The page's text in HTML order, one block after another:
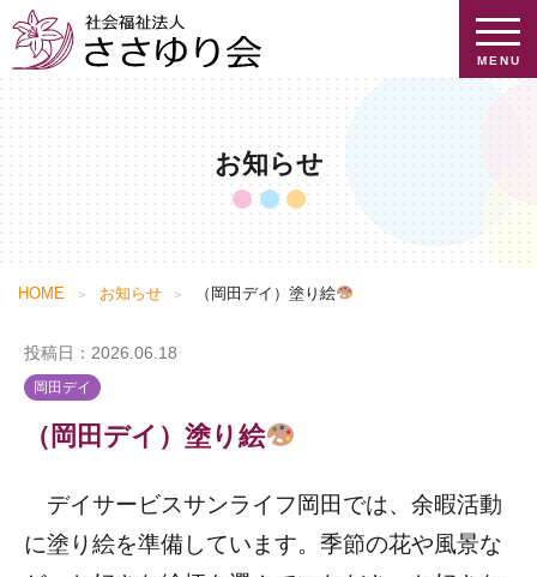
MENU
お知らせ
ささゆり会について
提供介護サービス
ケアハウス
ショートステイ
デイサービス
施設を探す
求人検索
メッセージ
各種報告書
個人情報保護方針
お知らせ
HOME お知らせ （岡田デイ）塗り絵
投稿日：2026.06.18
岡田デイ
（岡田デイ）塗り絵
デイサービスサンライフ岡田では、余暇活動
に塗り絵を準備しています。季節の花や風景な